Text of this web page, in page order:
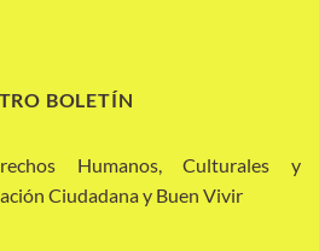
BOLETÍN
Humanos, Culturales y
Ciudadana y Buen Vivir